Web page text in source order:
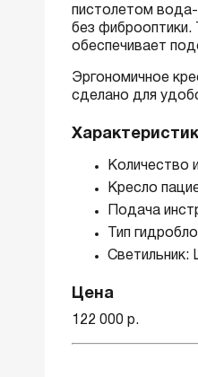
пистолетом
без фиброоптики.
обеспечивает
Эргономичное
сделано для
Количество
Кресло
Подача
Тип
Светильник:
Цена
122 000 р.